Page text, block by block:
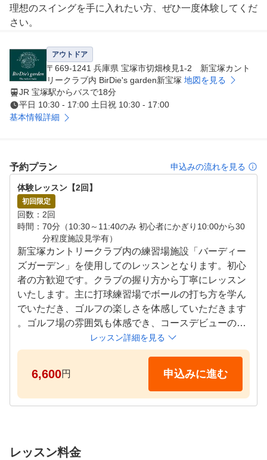
理想のスイングを手に入れたい方、ぜひ一度体験してくだ
さい。
アウトドア
〒669-1241 兵庫県 宝塚市切畑検見1-2 新宝塚カント
リークラブ内 BirDie's garden新宝塚 地図を見る
JR 宝塚駅からバスで18分
平日 10:30 - 17:00 土日祝 10:30 - 17:00
基本情報詳細
予約プラン 申込みの流れを見る
体験レッスン【2回】
初回限定
回数
2回
時間
70分（10:30～11:40のみ 初心者にかぎり10:00から30
分程度施設見学有）
新宝塚カントリークラブ内の練習場施設「バーディー
ズガーデン」を使用してのレッスンとなります。初心
者の方歓迎です。クラブの握り方から丁寧にレッスン
いたします。主に打球練習場でボールの打ち方を学ん
でいただき、ゴルフの楽しさを体感していただきます
。ゴルフ場の雰囲気も体感でき、コースデビューの近
道になりますよ。
中級者の方はお悩みに合わせてレッスンいたします。
例えば、アプローチでお悩みの方には天然芝のアプロ
ーチ練習場でのレッスン。また、バンカーやパターの
レッスンも大歓迎です。
レッスン詳細を見る
6,600円 申込みに進む
レッスン料金